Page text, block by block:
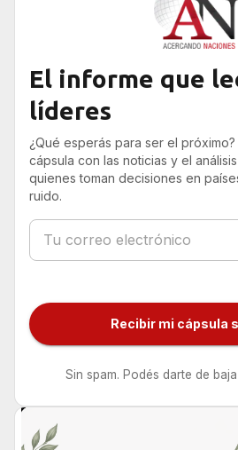
El informe que
líderes
¿Qué esperás para ser el próximo?
cápsula con las noticias y el
quienes toman decisiones en
ruido.
Recibir mi cápsula
Sin spam. Podés darte de